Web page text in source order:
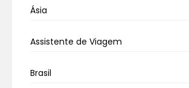
Ásia
Assistente de Viagem
Brasil